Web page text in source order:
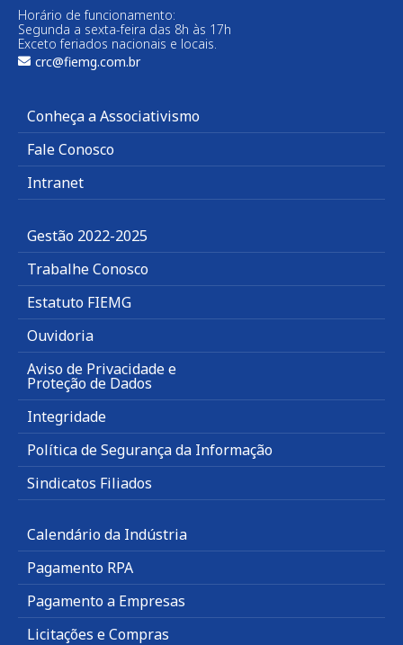
Horário de funcionamento:
Segunda a sexta-feira das 8h às 17h
Exceto feriados nacionais e locais.
crc@fiemg.com.br
Conheça a Associativismo
Fale Conosco
Intranet
Gestão 2022-2025
Trabalhe Conosco
Estatuto FIEMG
Ouvidoria
Aviso de Privacidade e
Proteção de Dados
Integridade
Política de Segurança da Informação
Sindicatos Filiados
Calendário da Indústria
Pagamento RPA
Pagamento a Empresas
Licitações e Compras